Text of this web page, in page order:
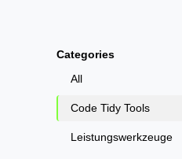
Categories
All
Code Tidy Tools
Leistungswerkzeuge